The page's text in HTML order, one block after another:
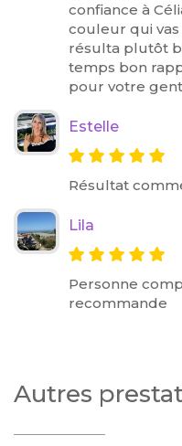
confiance à
couleur qui
résulta plutôt
temps bon
pour votre
Estelle
Résultat
Lila
Personne
recommande
Autres